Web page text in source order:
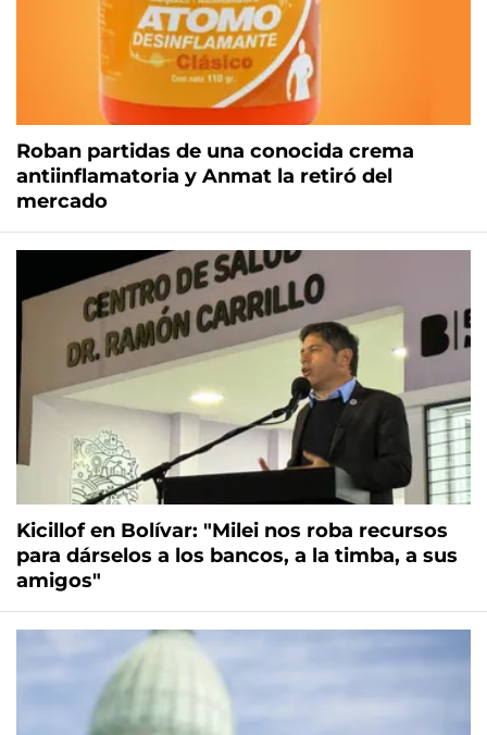
Roban partidas de una conocida crema
antiinflamatoria y Anmat la retiró del
mercado
Kicillof en Bolívar: "Milei nos roba recursos
para dárselos a los bancos, a la timba, a sus
amigos"